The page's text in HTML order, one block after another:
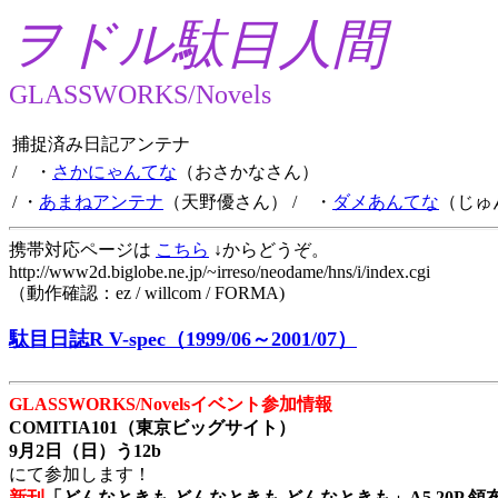
ヲドル駄目人間
GLASSWORKS/Novels
捕捉済み日記アンテナ
/ ・ さかにゃんてな （おさかなさん）
/ ・ あまねアンテナ （天野優さん） / ・ ダメあんてな （じ
携帯対応ページは こちら ↓からどうぞ。
http://www2d.biglobe.ne.jp/~irreso/neodame/hns/i/index.cgi
（動作確認：ez / willcom / FORMA)
駄目日誌R V-spec（1999/06～2001/07）
GLASSWORKS/Novelsイベント参加情報
COMITIA101（東京ビッグサイト）
9月2日（日）う12b
にて参加します！